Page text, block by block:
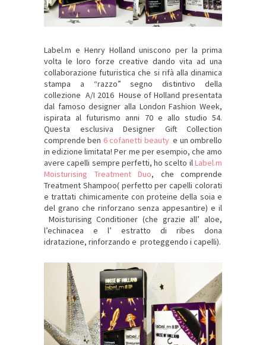
Label.m e Henry Holland uniscono per la prima
volta le loro forze creative dando vita ad una
collaborazione futuristica che si rifà alla dinamica
stampa a “razzo” segno distintivo della
collezione A/I 2016 House of Holland presentata
dal famoso designer alla London Fashion Week,
ispirata al futurismo anni 70 e allo studio 54.
Questa esclusiva Designer Gift Collection
comprende ben 6 cofanetti beautye un ombrello
in edizione limitata! Per me per esempio, che amo
avere capelli sempre perfetti, ho scelto ilLabel.m
Moisturising Treatment Duo, che comprende
Treatment Shampoo( perfetto per capelli colorati
e trattati chimicamente con proteine della soia e
del grano che rinforzano senza appesantire) e il
Moisturising Conditioner (che grazie all’ aloe,
l’echinacea e l’ estratto di ribes dona
idratazione, rinforzando e proteggendo i capelli).